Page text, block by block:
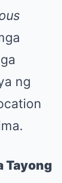
ng
Tayong